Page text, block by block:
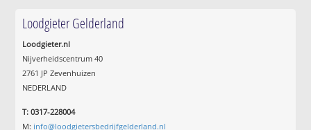
Loodgieter Gelderland
Loodgieter.nl
Nijverheidscentrum 40
2761 JP Zevenhuizen
NEDERLAND
T: 0317-228004
M: info@loodgietersbedrijfgelderland.nl